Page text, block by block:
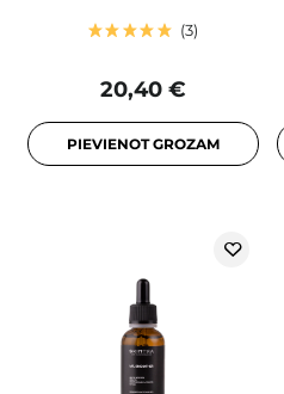
3
20,40 €
PIEVIENOT GROZAM